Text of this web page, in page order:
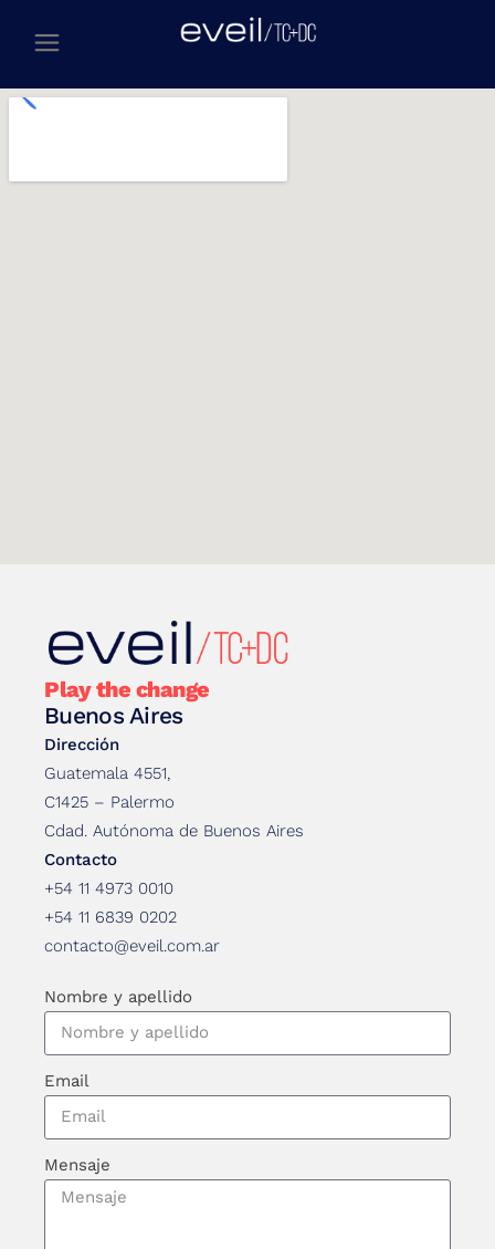
Play the change
Buenos Aires
Dirección
Guatemala 4551,
C1425 – Palermo
Cdad. Autónoma de Buenos Aires
Contacto
+54 11 4973 0010
+54 11 6839 0202
contacto@eveil.com.ar
Nombre y apellido
Email
Mensaje